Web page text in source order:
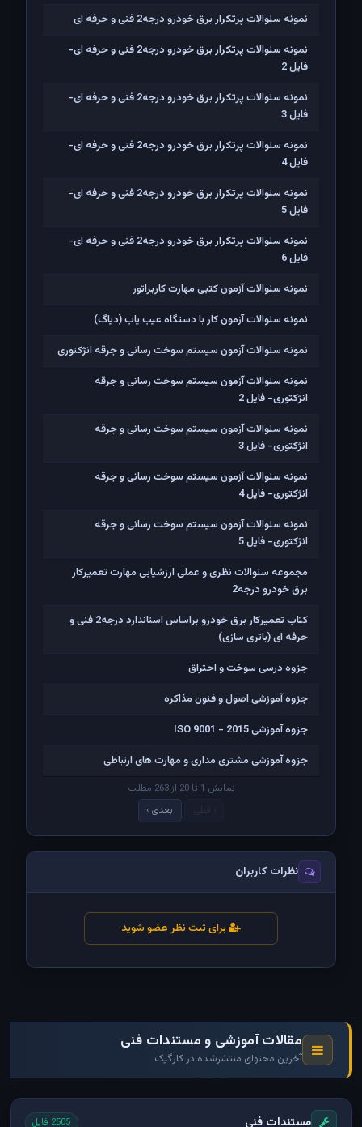
نمونه سئوالات پرتکرار برق خودرو درجه2 فنی و حرفه ای
نمونه سئوالات پرتکرار برق خودرو درجه2 فنی و حرفه ای-
فایل 2
نمونه سئوالات پرتکرار برق خودرو درجه2 فنی و حرفه ای-
فایل 3
نمونه سئوالات پرتکرار برق خودرو درجه2 فنی و حرفه ای-
فایل 4
نمونه سئوالات پرتکرار برق خودرو درجه2 فنی و حرفه ای-
فایل 5
نمونه سئوالات پرتکرار برق خودرو درجه2 فنی و حرفه ای-
فایل 6
نمونه سئوالات آزمون کتبی مهارت کاربراتور
نمونه سئوالات آزمون کار با دستگاه عیب یاب (دیاگ)
نمونه سئوالات آزمون سیستم سوخت رسانی و جرقه انژکتوری
نمونه سئوالات آزمون سیستم سوخت رسانی و جرقه
انژکتوری- فایل 2
نمونه سئوالات آزمون سیستم سوخت رسانی و جرقه
انژکتوری- فایل 3
نمونه سئوالات آزمون سیستم سوخت رسانی و جرقه
انژکتوری- فایل 4
نمونه سئوالات آزمون سیستم سوخت رسانی و جرقه
انژکتوری- فایل 5
مجموعه سئوالات نظری و عملی ارزشیابی مهارت تعمیرکار
برق خودرو درجه2
کتاب تعمیرکار برق خودرو براساس استاندارد درجه2 فنی و
حرفه ای (باتری سازی)
جزوه درسی سوخت و احتراق
جزوه آموزشی اصول و فنون مذاکره
جزوه آموزشی ISO 9001 - 2015
جزوه آموزشی مشتری مداری و مهارت های ارتباطی
نمایش 1 تا 20 از 263 مطلب
بعدی ›
نظرات کاربران
برای ثبت نظر عضو شوید
مقالات آموزشی و مستندات فنی
آخرین محتوای منتشرشده در کارگیک
مستندات فنی 2505 فایل